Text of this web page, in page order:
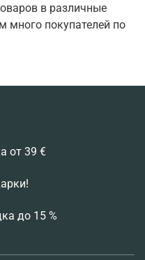
в различные
много покупателей по
от 39 €
до 15 %